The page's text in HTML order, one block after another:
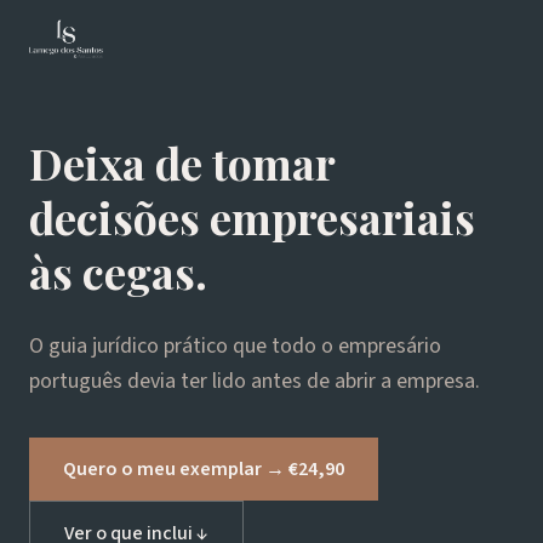
Deixa de tomar
decisões empresariais
às cegas.
O guia jurídico prático que todo o empresário
português devia ter lido antes de abrir a empresa.
Quero o meu exemplar → €24,90
Ver o que inclui ↓